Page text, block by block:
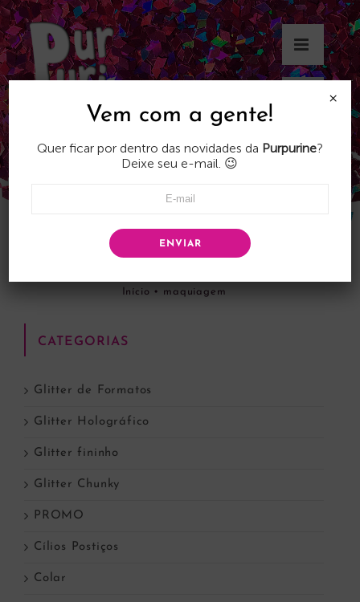
Skip
to
content
Início • maquiagem
CATEGORIAS
Glitter de Formatos
Glitter Holográfico
Glitter fininho
Glitter Chunky
PROMO
Cílios Postiços
Colar
Vem com a gente!
Quer ficar por dentro das novidades da Purpurine?
Deixe seu e-mail. 😉
ENVIAR
×